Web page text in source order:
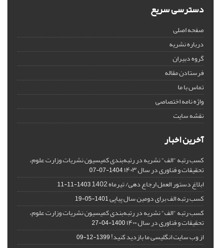
دسترسی سریع
صفحه اصلی
درباره نشریه
گروه دبیران
فرستادن مقاله
تماس با ما
واژه نامه اختصاصی
نقشه سایت
آخرین اخبار
کسب رتبه "الف" نشریه در رتبه‌بندی کمیسیون نشریات وزارت علوم،
تحقیقات و فناوری در سال ۱۴۰۳ 1404-07-07
ابلاغ دستور العمل ارجاع دهی/ تیرماه 1402 1403-11-11
کسب رتبه الف برای دومین سال پیاپی1401-05-19
کسب رتبه "الف" نشریه در رتبه‌بندی کمیسیون نشریات وزارت علوم،
تحقیقات و فناوری در سال ۱۴۰۰ 1400-04-27
از وب سایت انگلیسی ما بازدید کنید!1399-12-09